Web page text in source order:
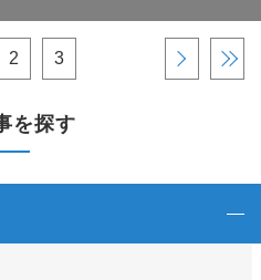
2 3 › »
を探す